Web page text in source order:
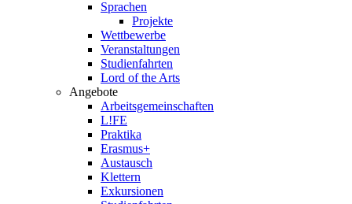
Sprachen
Projekte
Wettbewerbe
Veranstaltungen
Studienfahrten
Lord of the Arts
Angebote
Arbeitsgemeinschaften
L!FE
Praktika
Erasmus+
Austausch
Klettern
Exkursionen